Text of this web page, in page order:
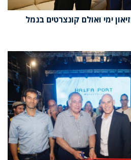
ימי ואולם קונצרטים בנמל